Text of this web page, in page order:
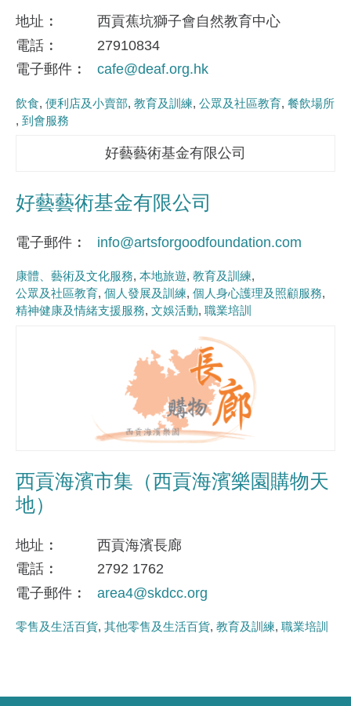
地址
西貢蕉坑獅子會自然教育中心
電話
27910834
電子郵件
cafe@deaf.org.hk
飲食 便利店及小賣部 教育及訓練 公眾及社區教育 餐飲場所
到會服務
好藝藝術基金有限公司
好藝藝術基金有限公司
電子郵件 info@artsforgoodfoundation.com
康體、藝術及文化服務 本地旅遊 教育及訓練
公眾及社區教育 個人發展及訓練 個人身心護理及照顧服務
精神健康及情緒支援服務 文娛活動 職業培訓
西貢海濱市集（西貢海濱樂園購物天
地）
地址
西貢海濱長廊
電話
2792 1762
電子郵件
area4@skdcc.org
零售及生活百貨 其他零售及生活百貨 教育及訓練 職業培訓